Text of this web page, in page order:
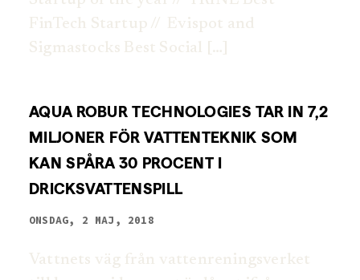
FinTech Startup // Evispot and
Sigmastocks Best Social […]
AQUA ROBUR TECHNOLOGIES TAR IN 7,2
MILJONER FÖR VATTENTEKNIK SOM
KAN SPÅRA 30 PROCENT I
DRICKSVATTENSPILL
ONSDAG, 2 MAJ, 2018
Vattnets väg från vattenreningsverket